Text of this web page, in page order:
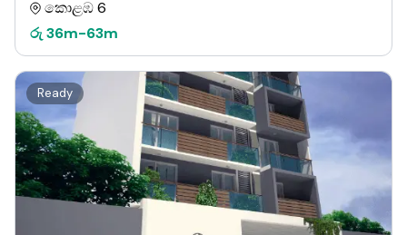
කොළඹ 6
රු 36m-63m
Ready